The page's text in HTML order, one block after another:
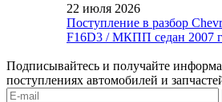
22 июля 2026
Поступление в разбор
F16D3 / МКПП седан 2007 г
Подписывайтесь и получайте
поступлениях автомобилей и